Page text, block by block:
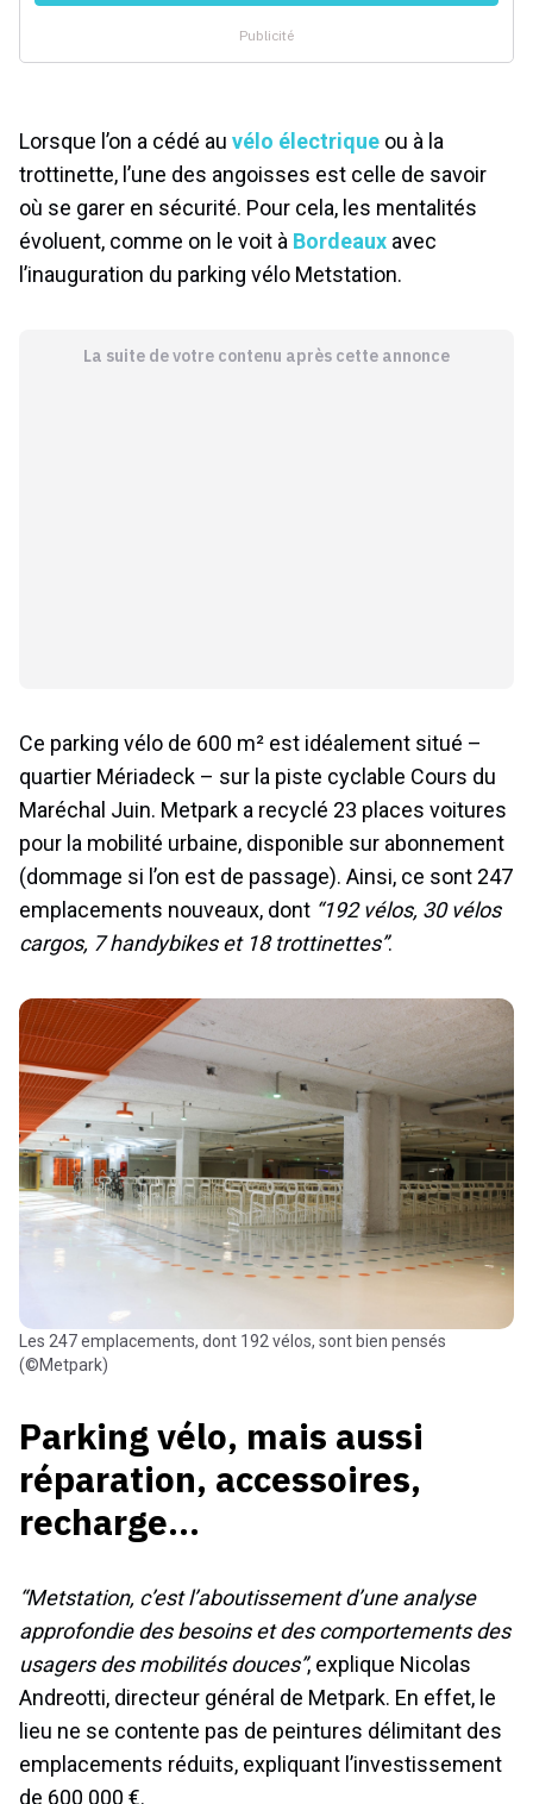
Lorsque l’on a cédé au vélo électrique ou à la
trottinette, l’une des angoisses est celle de savoir
où se garer en sécurité. Pour cela, les mentalités
évoluent, comme on le voit à Bordeaux avec
l’inauguration du parking vélo Metstation.
La suite de votre contenu après cette annonce
Ce parking vélo de 600 m² est idéalement situé –
quartier Mériadeck – sur la piste cyclable Cours du
Maréchal Juin. Metpark a recyclé 23 places voitures
pour la mobilité urbaine, disponible sur abonnement
(dommage si l’on est de passage). Ainsi, ce sont 247
emplacements nouveaux, dont “192 vélos, 30 vélos
cargos, 7 handybikes et 18 trottinettes”.
Les 247 emplacements, dont 192 vélos, sont bien pensés
(©Metpark)
Parking vélo, mais aussi
réparation, accessoires,
recharge…
“Metstation, c’est l’aboutissement d’une analyse
approfondie des besoins et des comportements des
usagers des mobilités douces”, explique Nicolas
Andreotti, directeur général de Metpark. En effet, le
lieu ne se contente pas de peintures délimitant des
emplacements réduits, expliquant l’investissement
de 600 000 €.